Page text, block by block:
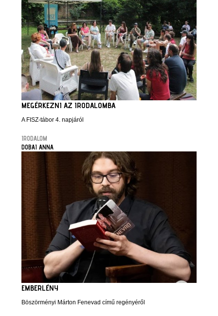
MEGÉRKEZNI AZ IRODALOMBA
A FISZ-tábor 4. napjáról
IRODALOM
DOBAI ANNA
EMBERLÉNY
Böszörményi Márton Fenevad című regényéről